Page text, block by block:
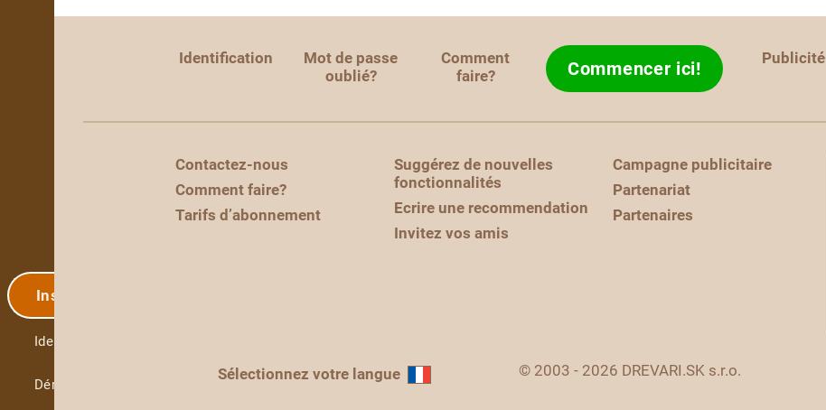
Inscription
Identification
Démo
Identification
Mot de passe
oublié?
Comment
faire?
Commencer ici! Publicité
Contactez-nous
Comment faire?
Tarifs d’abonnement
Suggérez de nouvelles
fonctionnalités
Ecrire une recommendation
Invitez vos amis
Campagne publicitaire
Partenariat
Partenaires
Sélectionnez votre langue © 2003 - 2026 DREVARI.SK s.r.o.